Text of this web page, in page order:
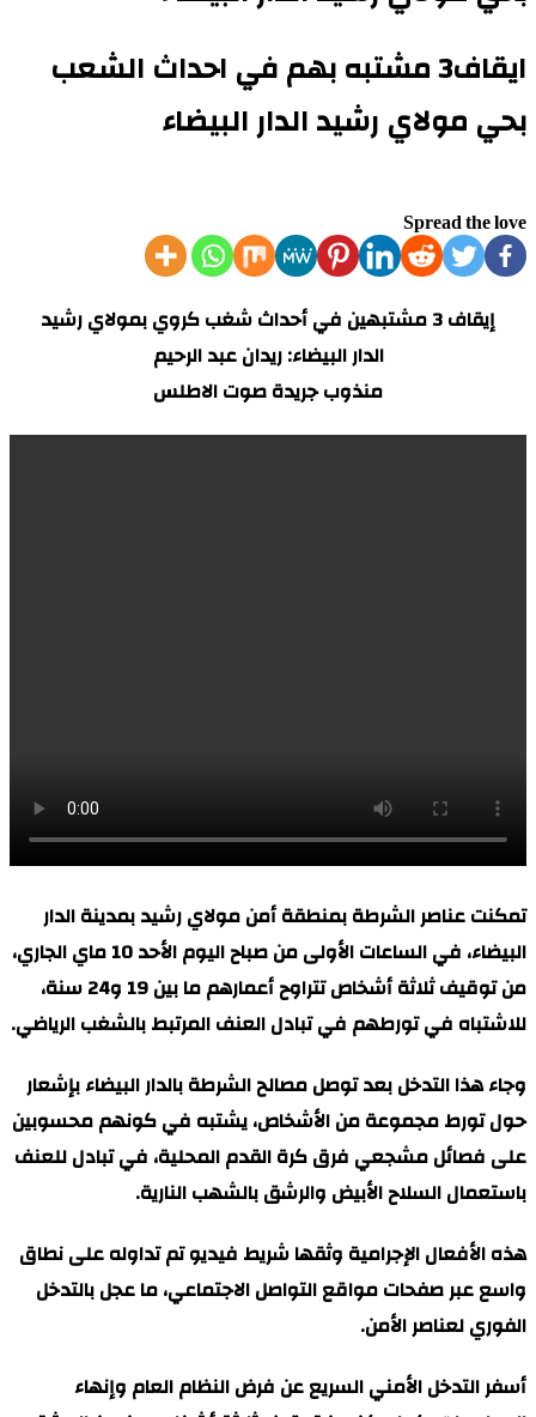
ايقاف3 مشتبه بهم في احداث الشعب
بحي مولاي رشيد الدار البيضاء
Spread the love
إيقاف 3 مشتبهين في أحداث شغب كروي بمولاي رشيد
الدار البيضاء: ريدان عبد الرحيم
منذوب جريدة صوت الاطلس
تمكنت عناصر الشرطة بمنطقة أمن مولاي رشيد بمدينة الدار
البيضاء، في الساعات الأولى من صباح اليوم الأحد 10 ماي الجاري،
من توقيف ثلاثة أشخاص تتراوح أعمارهم ما بين 19 و24 سنة،
للاشتباه في تورطهم في تبادل العنف المرتبط بالشغب الرياضي.
وجاء هذا التدخل بعد توصل مصالح الشرطة بالدار البيضاء بإشعار
حول تورط مجموعة من الأشخاص، يشتبه في كونهم محسوبين
على فصائل مشجعي فرق كرة القدم المحلية، في تبادل للعنف
باستعمال السلاح الأبيض والرشق بالشهب النارية.
هذه الأفعال الإجرامية وثقها شريط فيديو تم تداوله على نطاق
واسع عبر صفحات مواقع التواصل الاجتماعي، ما عجل بالتدخل
الفوري لعناصر الأمن.
أسفر التدخل الأمني السريع عن فرض النظام العام وإنهاء